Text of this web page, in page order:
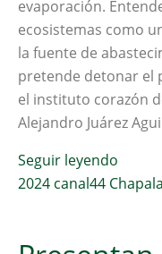
evaporación.
ecosistemas como
la fuente de
pretende detonar el
el instituto corazón
Alejandro Juárez
Seguir leyendo
2024 canal44 Chapala